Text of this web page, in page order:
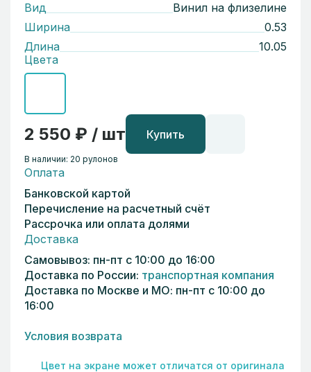
Вид
Винил на флизелине
Ширина
0.53
Длина
10.05
Цвета
2 550 ₽ / шт Купить
В наличии: 20 рулонов
Оплата
Банковской картой
Перечисление на расчетный счёт
Рассрочка или оплата долями
Доставка
Самовывоз: пн-пт с 10:00 до 16:00
Доставка по России: транспортная компания
Доставка по Москве и МО: пн-пт с 10:00 до
16:00
Условия возврата
Цвет на экране может отличатся от оригинала